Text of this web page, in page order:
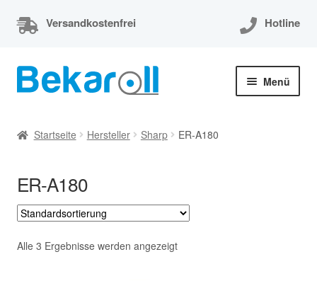
Versandkostenfrei Hotline
Zur
Navigation
Zum
Inhalt
Menü
EC-Cash Rollen
Startseite Hersteller Sharp ER-A180
ER-A180
Alle 3 Ergebnisse werden angezeigt